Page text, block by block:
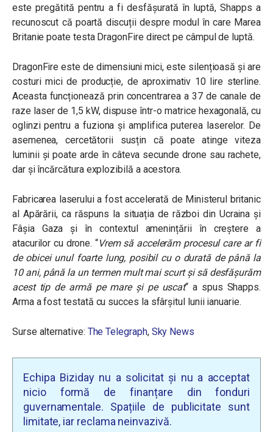
este pregătită pentru a fi desfășurată în luptă, Shapps a
recunoscut că poartă discuții despre modul în care Marea
Britanie poate testa DragonFire direct pe câmpul de luptă.
DragonFire este de dimensiuni mici, este silențioasă și are
costuri mici de producție, de aproximativ 10 lire sterline.
Aceasta funcționează prin concentrarea a 37 de canale de
raze laser de 1,5 kW, dispuse într-o matrice hexagonală, cu
oglinzi pentru a fuziona și amplifica puterea laserelor. De
asemenea, cercetătorii susțin că poate atinge viteza
luminii și poate arde în câteva secunde drone sau rachete,
dar și încărcătura explozibilă a acestora.
Fabricarea laserului a fost accelerată de Ministerul britanic
al Apărării, ca răspuns la situația de război din Ucraina și
Fâșia Gaza și în contextul amenințării în creștere a
atacurilor cu drone. “Vrem să accelerăm procesul care ar fi
de obicei unul foarte lung, posibil cu o durată de până la
10 ani, până la un termen mult mai scurt și să desfășurăm
acest tip de armă pe mare și pe uscat“ a spus Shapps.
Arma a fost testată cu succes la sfârșitul lunii ianuarie.
Surse alternative: The Telegraph, Sky News
Echipa Biziday nu a solicitat și nu a acceptat
nicio formă de finanțare din fonduri
guvernamentale. Spațiile de publicitate sunt
limitate, iar reclama neinvazivă.